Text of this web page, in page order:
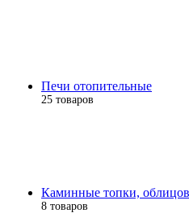
Печи отопительные
25 товаров
Каминные топки,
8 товаров